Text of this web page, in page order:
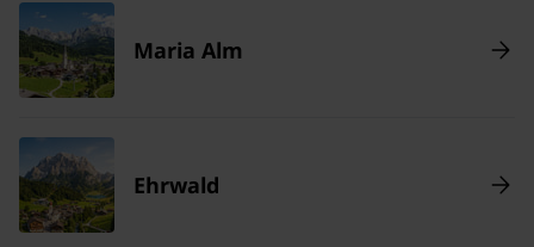
Maria Alm
Ehrwald